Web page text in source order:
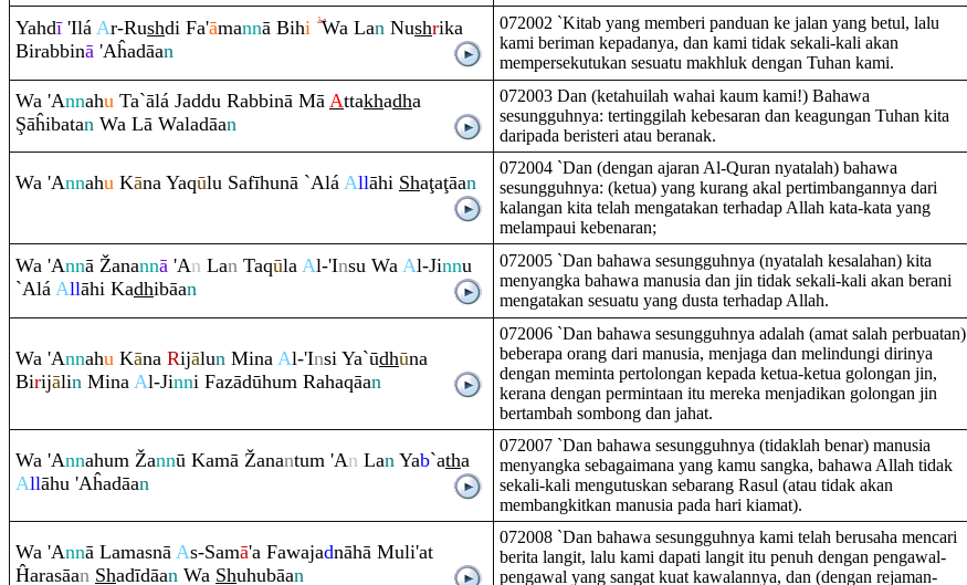
Yahdī'Ilá Ar-Rushdi Fa'āmannā Bihi Wa Lan Nushrika
Birabbinā 'Aĥadāan
072002 `Kitab yang memberi panduan ke jalan yang betul, lalu
kami beriman kepadanya, dan kami tidak sekali-kali akan
mempersekutukan sesuatu makhluk dengan Tuhan kami.
Wa 'Annahu Ta`ālá Jaddu Rabbinā Mā Attakhadha
Şāĥibatan Wa Lā Waladāan
072003 Dan (ketahuilah wahai kaum kami!) Bahawa
sesungguhnya: tertinggilah kebesaran dan keagungan Tuhan kita
daripada beristeri atau beranak.
Wa 'Annahu Kāna Yaqūlu Safīhunā `Alá Allāhi Shaţaţāan
072004 `Dan (dengan ajaran Al-Quran nyatalah) bahawa
sesungguhnya: (ketua) yang kurang akal pertimbangannya dari
kalangan kita telah mengatakan terhadap Allah kata-kata yang
melampaui kebenaran;
Wa 'Annā Žanannā 'An Lan Taqūla Al-'Insu Wa Al-Jinnu
`Alá Allāhi Kadhibāan
072005 `Dan bahawa sesungguhnya (nyatalah kesalahan) kita
menyangka bahawa manusia dan jin tidak sekali-kali akan berani
mengatakan sesuatu yang dusta terhadap Allah.
Wa 'Annahu Kāna Rijālun Mina Al-'Insi Ya`ūdhūna
Birijālin Mina Al-Jinni Fazādūhum Rahaqāan
072006 `Dan bahawa sesungguhnya adalah (amat salah perbuatan)
beberapa orang dari manusia, menjaga dan melindungi dirinya
dengan meminta pertolongan kepada ketua-ketua golongan jin,
kerana dengan permintaan itu mereka menjadikan golongan jin
bertambah sombong dan jahat.
Wa 'Annahum Žannū Kamā Žanantum 'An Lan Yab`atha
Allāhu 'Aĥadāan
072007 `Dan bahawa sesungguhnya (tidaklah benar) manusia
menyangka sebagaimana yang kamu sangka, bahawa Allah tidak
sekali-kali mengutuskan sebarang Rasul (atau tidak akan
membangkitkan manusia pada hari kiamat).
Wa 'Annā Lamasnā As-Samā'a Fawajadnāhā Muli'at
Ĥarasāan Shadīdāan Wa Shuhubāan
072008 `Dan bahawa sesungguhnya kami telah berusaha mencari
berita langit, lalu kami dapati langit itu penuh dengan pengawal-
pengawal yang sangat kuat kawalannya, dan (dengan rejaman-